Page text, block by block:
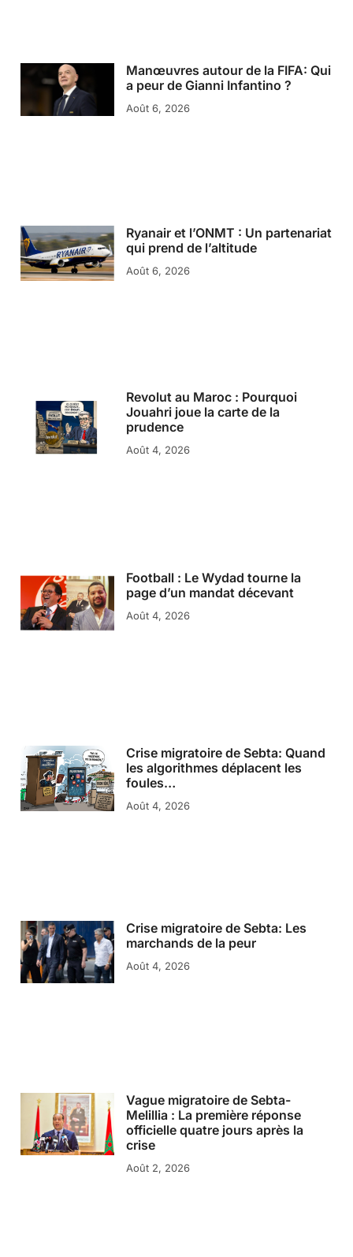
Manœuvres autour de la FIFA: Qui
a peur de Gianni Infantino ?
Août 6, 2026
Ryanair et l’ONMT : Un partenariat
qui prend de l’altitude
Août 6, 2026
Revolut au Maroc : Pourquoi
Jouahri joue la carte de la
prudence
Août 4, 2026
Football : Le Wydad tourne la
page d’un mandat décevant
Août 4, 2026
Crise migratoire de Sebta: Quand
les algorithmes déplacent les
foules…
Août 4, 2026
Crise migratoire de Sebta: Les
marchands de la peur
Août 4, 2026
Vague migratoire de Sebta-
Melillia : La première réponse
officielle quatre jours après la
crise
Août 2, 2026